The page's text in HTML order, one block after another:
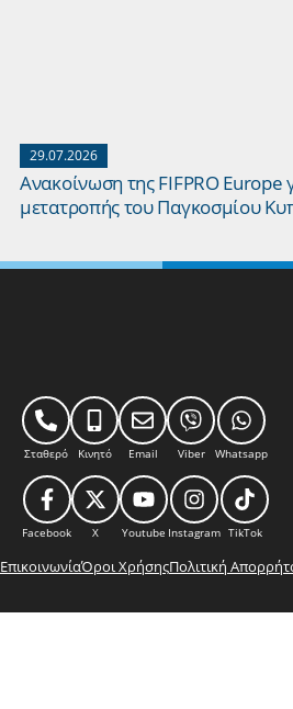
29.07.2026
Ανακοίνωση της FIFPRO Europe
μετατροπής του Παγκοσμίου
Σταθερό Κινητό Email Viber Whatsapp
Facebook X Youtube Instagram TikTok
ΕπικοινωνίαΌροι ΧρήσηςΠολιτική